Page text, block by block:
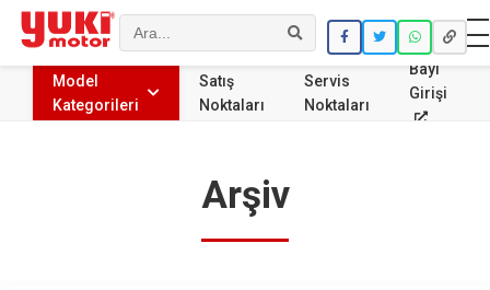
Ara
Model
Kategorileri
Satış
Noktaları
Servis
Noktaları
Bayi
Girişi
Arşiv